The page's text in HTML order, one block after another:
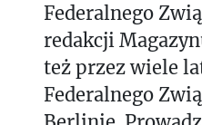
Federalnego
redakcji
też przez wiele
Federalnego